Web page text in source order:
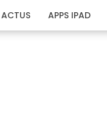
ACTUS APPS IPAD